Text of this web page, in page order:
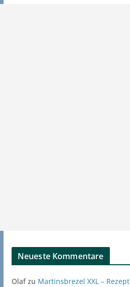
Neueste Kommentare
Olafzu Martinsbrezel XXL – Rezept